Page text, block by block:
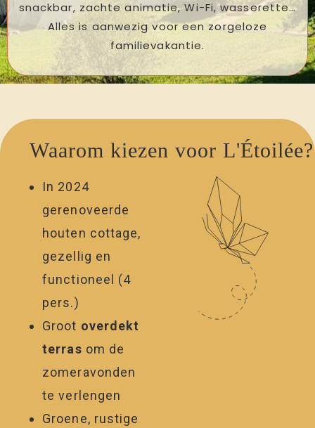
snackbar, zachte animatie, Wi-Fi, wasserette…
Alles is aanwezig voor een zorgeloze
familievakantie.
Waarom kiezen voor L'Étoilée?
In 2024
gerenoveerde
houten cottage,
gezellig en
functioneel (4
pers.)
Groot overdekt
terras om de
zomeravonden
te verlengen
Groene, rustige